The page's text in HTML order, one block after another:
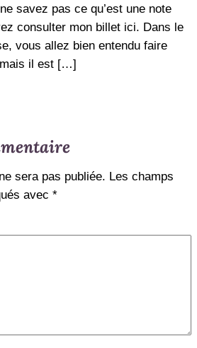
savez pas ce qu’est une note
consulter mon billet ici. Dans le
vous allez bien entendu faire
mais il est […]
sera pas publiée. Les champs
avec *